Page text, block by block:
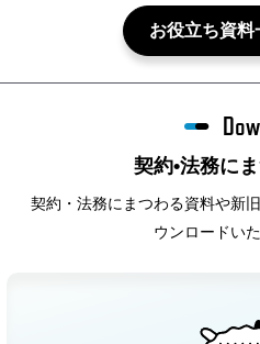
お役立ち資料
契約•法務に
契約・法務にまつわる資料や新
ウンロードい